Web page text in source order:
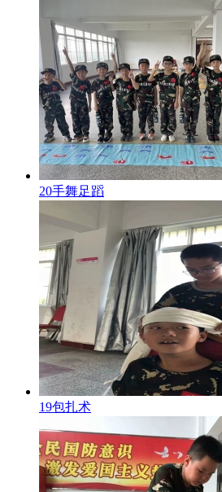
20手舞足蹈
19包扎术